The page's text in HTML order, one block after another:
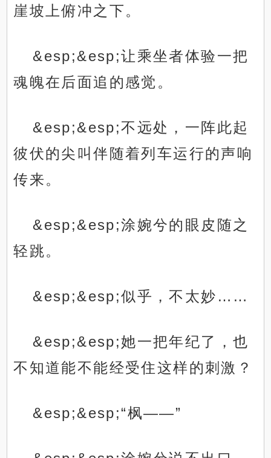
崖坡上俯冲之下。
&esp;&esp;让乘坐者体验一把
魂魄在后面追的感觉。
&esp;&esp;不远处，一阵此起
彼伏的尖叫伴随着列车运行的声响
传来。
&esp;&esp;涂婉兮的眼皮随之
轻跳。
&esp;&esp;似乎，不太妙……
&esp;&esp;她一把年纪了，也
不知道能不能经受住这样的刺激？
&esp;&esp;“枫——”